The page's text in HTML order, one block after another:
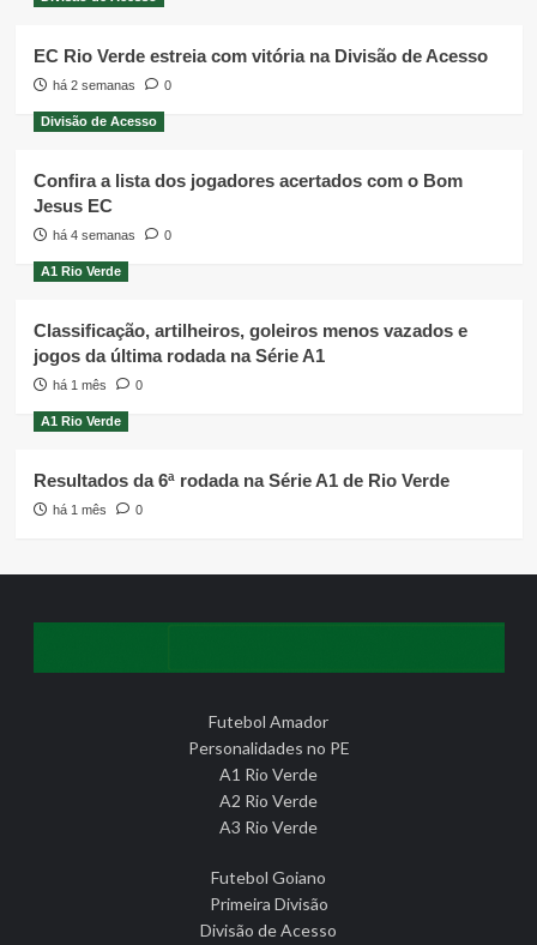
EC Rio Verde estreia com vitória na Divisão de Acesso
há 2 semanas 0
Divisão de Acesso
Confira a lista dos jogadores acertados com o Bom
Jesus EC
há 4 semanas 0
A1 Rio Verde
Classificação, artilheiros, goleiros menos vazados e
jogos da última rodada na Série A1
há 1 mês 0
A1 Rio Verde
Resultados da 6ª rodada na Série A1 de Rio Verde
há 1 mês 0
Futebol Amador
Personalidades no PE
A1 Rio Verde
A2 Rio Verde
A3 Rio Verde
Futebol Goiano
Primeira Divisão
Divisão de Acesso